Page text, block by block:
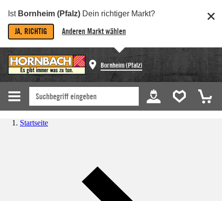
Ist Bornheim (Pfalz) Dein richtiger Markt?
JA, RICHTIG Anderen Markt wählen
Bornheim (Pfalz)
Startseite